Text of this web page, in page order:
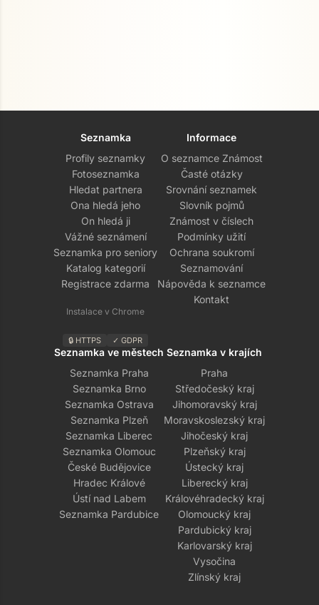
Seznamka
Profily seznamky
Fotoseznamka
Hledat partnera
Ona hledá jeho
On hledá ji
Vážné seznámení
Seznamka pro seniory
Katalog kategorií
Registrace zdarma
Instalace v Chrome
🔒 HTTPS ✓ GDPR
Informace
O seznamce Známost
Časté otázky
Srovnání seznamek
Slovník pojmů
Známost v číslech
Podmínky užití
Ochrana soukromí
Seznamování
Nápověda k seznamce
Kontakt
Seznamka ve městech
Seznamka Praha
Seznamka Brno
Seznamka Ostrava
Seznamka Plzeň
Seznamka Liberec
Seznamka Olomouc
České Budějovice
Hradec Králové
Ústí nad Labem
Seznamka Pardubice
Seznamka v krajích
Praha
Středočeský kraj
Jihomoravský kraj
Moravskoslezský kraj
Jihočeský kraj
Plzeňský kraj
Ústecký kraj
Liberecký kraj
Královéhradecký kraj
Olomoucký kraj
Pardubický kraj
Karlovarský kraj
Vysočina
Zlínský kraj